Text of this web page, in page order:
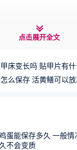
，有泡，用时总共
点击展开全文
床变长吗 贴甲片有
么保存 活黄鳝可以
蛋能保存多久 一般
不会变质